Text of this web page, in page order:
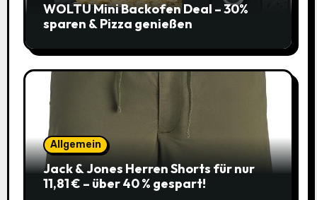
WOLTU Mini Backofen Deal – 30%
sparen & Pizza genießen
Allgemein
Jack & Jones Herren Shorts für nur
11,81 € – über 40 % gespart!